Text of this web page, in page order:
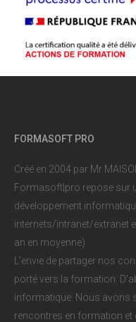
FORMASOFT PRO
Créé en 2004 par Mr
Formasoft|pro repose sur
développement
internets/intranet/extranet
an en moyenne)
L'envie de partager nos
porté vers la formation.
informatique. Nous avons
rencontres en formation